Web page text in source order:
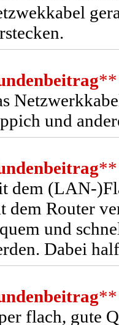
**
und
**
dem (LAN-
dem Router
und
Dabei
**
flach, gute